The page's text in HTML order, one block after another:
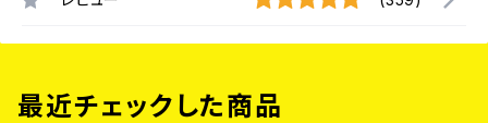
最近チェックした商品